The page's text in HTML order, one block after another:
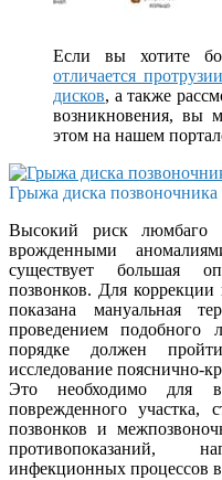
Если вы хотите
отличается
дисков, а также
возникновения, вы
этом на нашем
Грыжа диска позвоночника
Высокий риск люмбаго
врожденными
существует большая
позвонков. Для
показана мануальная
проведением подобного
порядке должен
исследование пояснично-
Это необходимо для
поврежденного участка,
позвонков и
противопоказаний,
инфекционных процессов